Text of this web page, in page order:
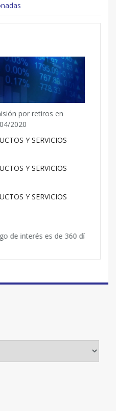
por retiros en
2020
Y SERVICIOS
Y SERVICIOS
Y SERVICIOS
de interés es de 360 días.